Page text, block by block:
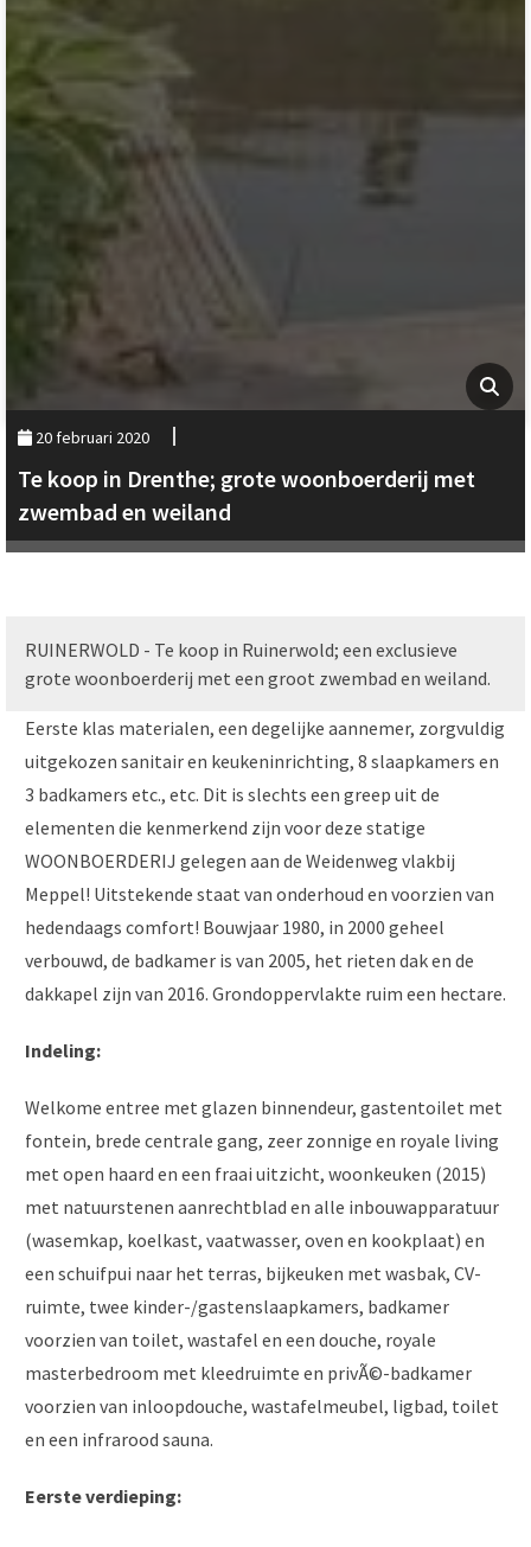
20 februari 2020
Te koop in Drenthe; grote woonboerderij met
zwembad en weiland
RUINERWOLD - Te koop in Ruinerwold; een exclusieve
grote woonboerderij met een groot zwembad en weiland.
Eerste klas materialen, een degelijke aannemer, zorgvuldig
uitgekozen sanitair en keukeninrichting, 8 slaapkamers en
3 badkamers etc., etc. Dit is slechts een greep uit de
elementen die kenmerkend zijn voor deze statige
WOONBOERDERIJ gelegen aan de Weidenweg vlakbij
Meppel! Uitstekende staat van onderhoud en voorzien van
hedendaags comfort! Bouwjaar 1980, in 2000 geheel
verbouwd, de badkamer is van 2005, het rieten dak en de
dakkapel zijn van 2016. Grondoppervlakte ruim een hectare.
Indeling:
Welkome entree met glazen binnendeur, gastentoilet met
fontein, brede centrale gang, zeer zonnige en royale living
met open haard en een fraai uitzicht, woonkeuken (2015)
met natuurstenen aanrechtblad en alle inbouwapparatuur
(wasemkap, koelkast, vaatwasser, oven en kookplaat) en
een schuifpui naar het terras, bijkeuken met wasbak, CV-
ruimte, twee kinder-/gastenslaapkamers, badkamer
voorzien van toilet, wastafel en een douche, royale
masterbedroom met kleedruimte en privÃ©-badkamer
voorzien van inloopdouche, wastafelmeubel, ligbad, toilet
en een infrarood sauna.
Eerste verdieping: